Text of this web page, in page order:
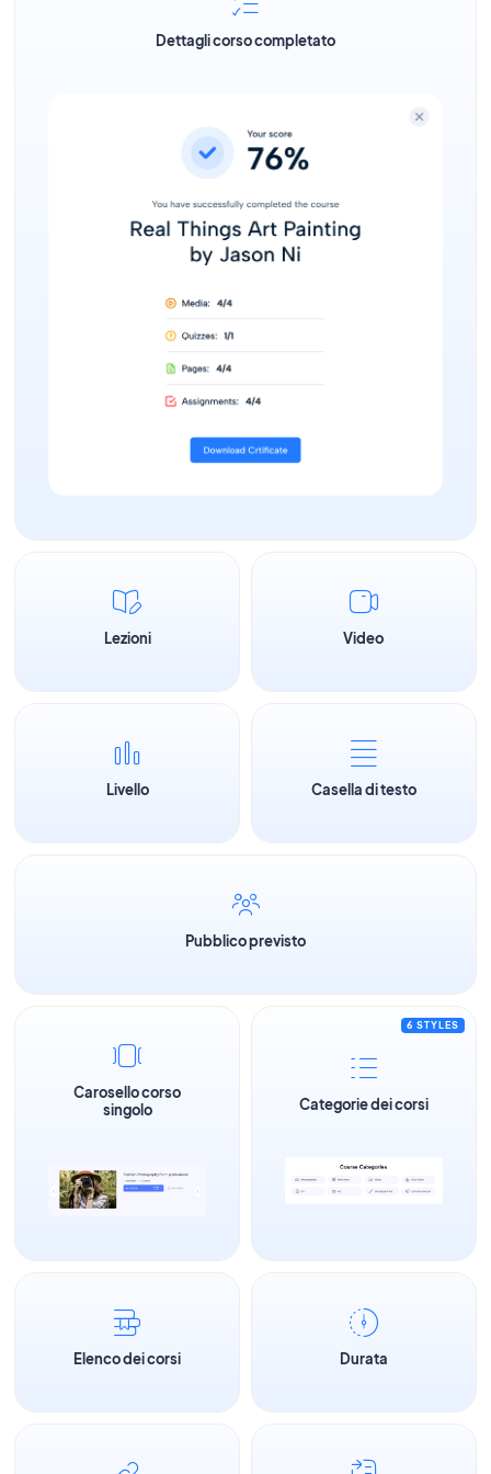
Dettagli corso completato
Lezioni Video
Livello Casella di testo
Pubblico previsto
Carosello corso
singolo
6 STYLES
Categorie dei corsi
Elenco dei corsi Durata